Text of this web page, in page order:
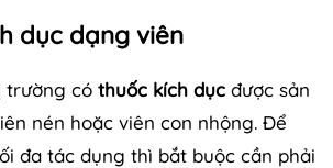
dục dạng viên
trường có thuốc kích dục được sản
nén hoặc viên con nhộng. Để
đa tác dụng thì bắt buộc cần phải